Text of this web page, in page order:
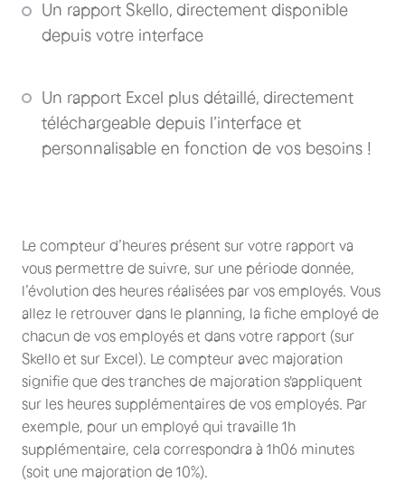
Un rapport Skello, directement disponible
depuis votre interface
Un rapport Excel plus détaillé, directement
téléchargeable depuis l’interface et
personnalisable en fonction de vos besoins !
Le compteur d’heures présent sur votre rapport va
vous permettre de suivre, sur une période donnée,
l’évolution des heures réalisées par vos employés. Vous
allez le retrouver dans le planning, la fiche employé de
chacun de vos employés et dans votre rapport (sur
Skello et sur Excel). Le compteur avec majoration
signifie que des tranches de majoration s'appliquent
sur les heures supplémentaires de vos employés. Par
exemple, pour un employé qui travaille 1h
supplémentaire, cela correspondra à 1h06 minutes
(soit une majoration de 10%).